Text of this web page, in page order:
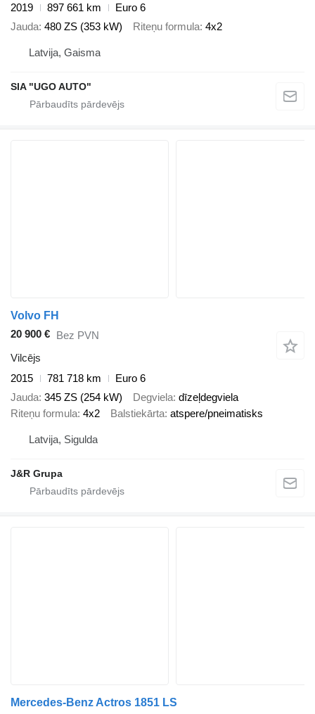
2019
897 661 km
Euro 6
Jauda 480 ZS (353 kW) Riteņu formula 4x2
Latvija, Gaisma
SIA "UGO AUTO"
Volvo FH
20 900 € Bez PVN
Vilcējs
2015
781 718 km
Euro 6
Jauda 345 ZS (254 kW) Degviela dīzeļdegviela
Riteņu formula 4x2 Balstiekārta atspere/pneimatisks
Latvija, Sigulda
J&R Grupa
Mercedes-Benz Actros 1851 LS